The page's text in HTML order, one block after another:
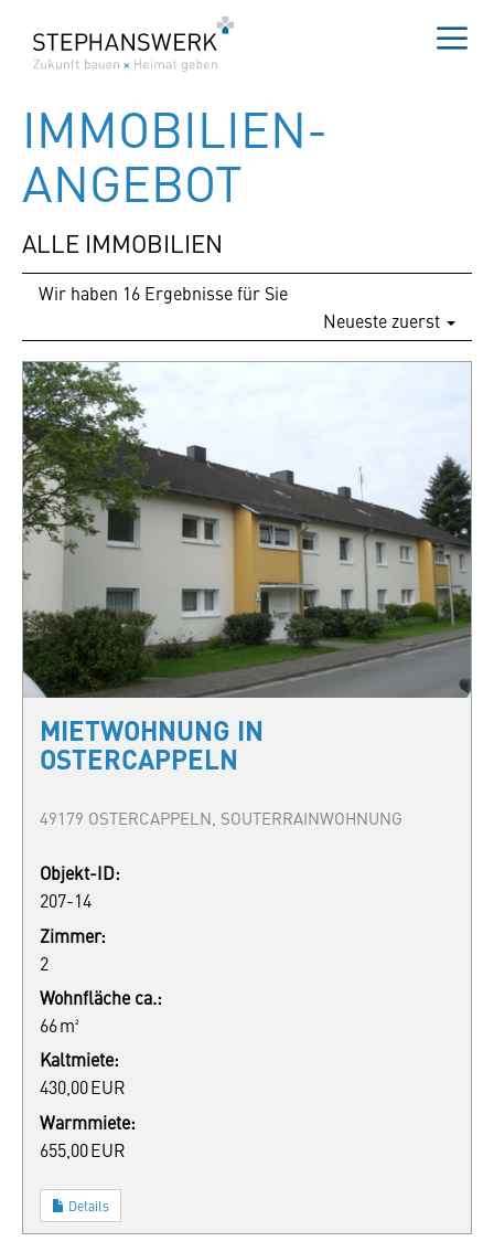
Inhalt
springen
IMMOBILIEN­
ANGEBOT
ALLE IMMOBILIEN
Wir haben 16 Ergebnisse für Sie
Neueste zuerst
MIETWOHNUNG IN
OSTERCAPPELN
49179 OSTERCAPPELN, SOUTERRAINWOHNUNG
Objekt-ID:
207-14
Zimmer:
2
Wohnfläche ca.:
66 m²
Kaltmiete:
430,00 EUR
Warmmiete:
655,00 EUR
Details